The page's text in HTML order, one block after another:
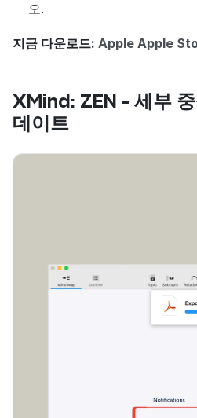
오.
지금 다운로드: Apple Apple
XMind: ZEN - 세부
데이트